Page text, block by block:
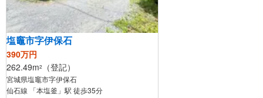
塩竈市字伊保石
390万円
262.49m2 （登記）
宮城県塩竈市字伊保石
仙石線 「本塩釜」駅 徒歩35分